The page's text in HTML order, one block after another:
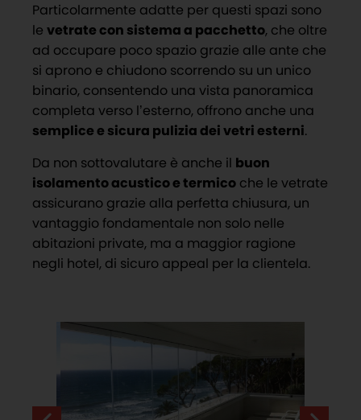
Particolarmente adatte per questi spazi sono
le vetrate con sistema a pacchetto, che oltre
ad occupare poco spazio grazie alle ante che
si aprono e chiudono scorrendo su un unico
binario, consentendo una vista panoramica
completa verso l’esterno, offrono anche una
semplice e sicura pulizia dei vetri esterni.
Da non sottovalutare è anche il buon
isolamento acustico e termico che le vetrate
assicurano grazie alla perfetta chiusura, un
vantaggio fondamentale non solo nelle
abitazioni private, ma a maggior ragione
negli hotel, di sicuro appeal per la clientela.